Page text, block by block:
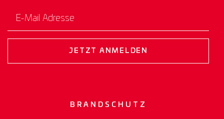
E-Mail Adresse
JETZT ANMELDEN
BRANDSCHUTZ